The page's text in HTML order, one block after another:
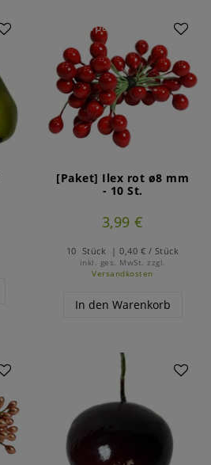
Artikelpaket
[Paket] Ilex rot ø8 mm
- 10 St.
3,99 €
10 Stück | 0,40 € / Stück
inkl. ges. MwSt. zzgl.
Versandkosten
In den Warenkorb